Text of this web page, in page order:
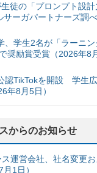
徒の「プロンプト設
サーガパートナーズ調
、学生2名が「ラーニ
奨励賞受賞（2026年8
認TikTokを開設 学生
年8月5日）
からのお知らせ
運営会社、社名変更
1日）